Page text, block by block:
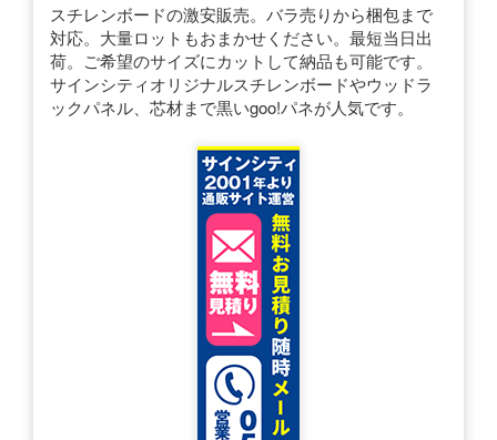
スチレンボードの激安販売。バラ売りから梱包まで
対応。大量ロットもおまかせください。最短当日出
荷。ご希望のサイズにカットして納品も可能です。
サインシティオリジナルスチレンボードやウッドラ
ックパネル、芯材まで黒いgoo!パネが人気です。